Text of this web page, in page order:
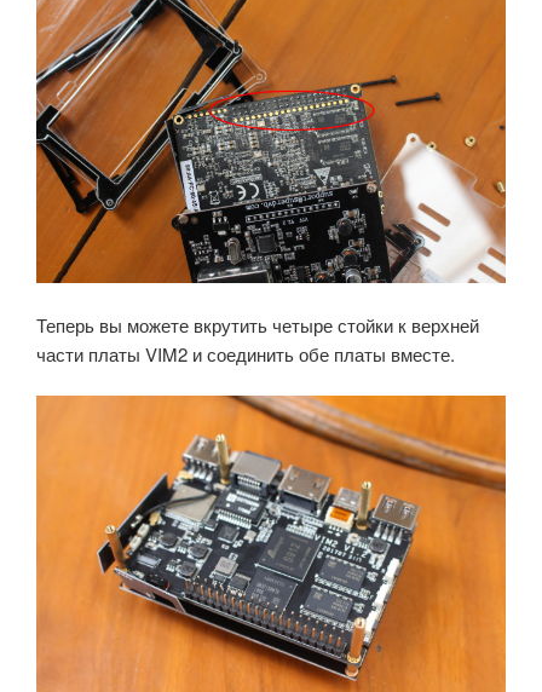
Теперь вы можете вкрутить четыре стойки к верхней
части платы VIM2 и соединить обе платы вместе.